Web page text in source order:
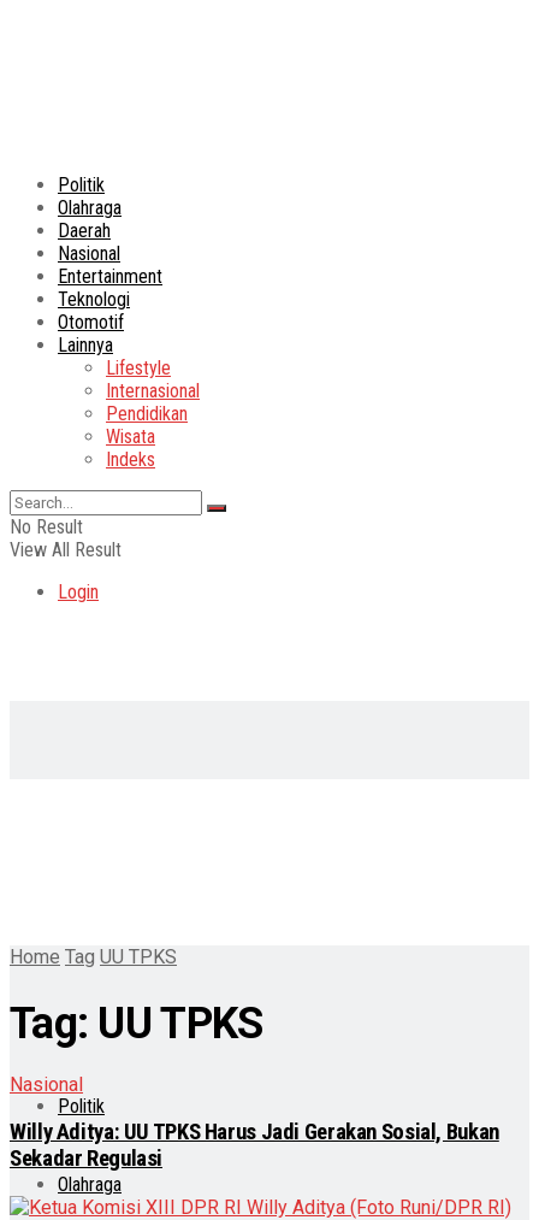
Politik
Olahraga
Daerah
Nasional
Entertainment
Teknologi
Otomotif
Lainnya
Lifestyle
Internasional
Pendidikan
Wisata
Indeks
No Result
View All Result
Login
Politik
Olahraga
Home Tag UU TPKS
Tag: UU TPKS
Nasional
Willy Aditya: UU TPKS Harus Jadi Gerakan Sosial, Bukan
Sekadar Regulasi